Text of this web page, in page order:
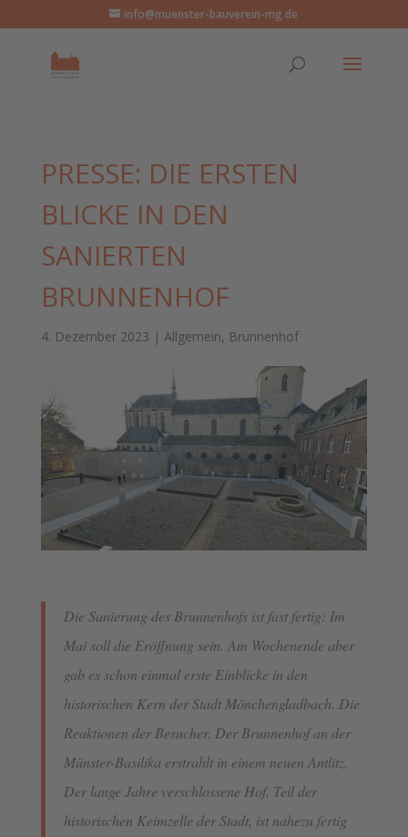
info@muenster-bauverein-mg.de
PRESSE: DIE ERSTEN
BLICKE IN DEN
SANIERTEN
BRUNNENHOF
4. Dezember 2023 | Allgemein, Brunnenhof
Die Sanierung des Brunnenhofs ist fast fertig: Im
Mai soll die Eröffnung sein. Am Wochenende aber
gab es schon einmal erste Einblicke in den
historischen Kern der Stadt Mönchengladbach. Die
Reaktionen der Besucher. Der Brunnenhof an der
Münster-Basilika erstrahlt in einem neuen Antlitz.
Der lange Jahre verschlossene Hof, Teil der
historischen Keimzelle der Stadt, ist nahezu fertig